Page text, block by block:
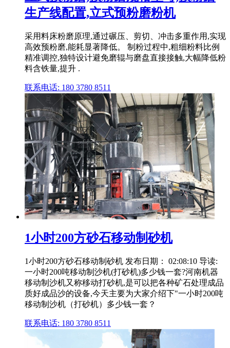
生产线配置,立式预粉磨粉机
采用料床粉磨原理,通过碾压、剪切、冲击多重作用,实现
高效预粉磨,能耗显著降低。 制粉过程中,粗细粉料比例
精准调控,独特设计避免磨辊与磨盘直接接触,大幅降低粉
料含铁量,提升 .
联系电话: 180 3780 8511
1小时200方砂石移动制砂机
1小时200方砂石移动制砂机 发布日期： 02:08:10 导读:
一小时200吨移动制沙机(打砂机)多少钱一套?河南机器
移动制沙机又称移动打砂机,是可以把各种矿石处理成品
质好成品沙的设备,今天主要为大家介绍下"一小时200吨
移动制沙机（打砂机）多少钱一套？
联系电话: 180 3780 8511